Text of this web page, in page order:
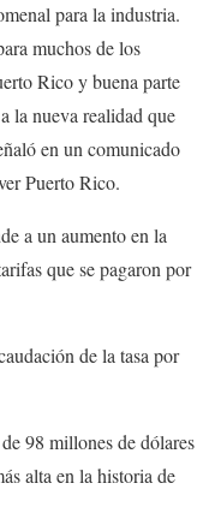
para la industria.
muchos de los
Rico y buena parte
la nueva realidad que
en un comunicado
Puerto Rico.
a un aumento en la
que se pagaron por
de la tasa por
98 millones de dólares
alta en la historia de